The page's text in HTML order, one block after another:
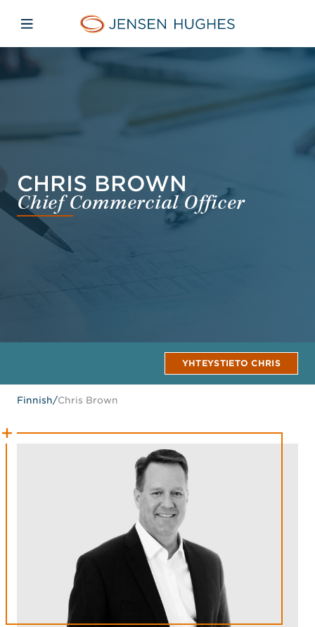
Jensen Hughes Finnish
Avaa mobiilinavigaatio
CHRIS BROWN
Chief Commercial Officer
YHTEYSTIETO CHRIS
Finnish/Chris Brown